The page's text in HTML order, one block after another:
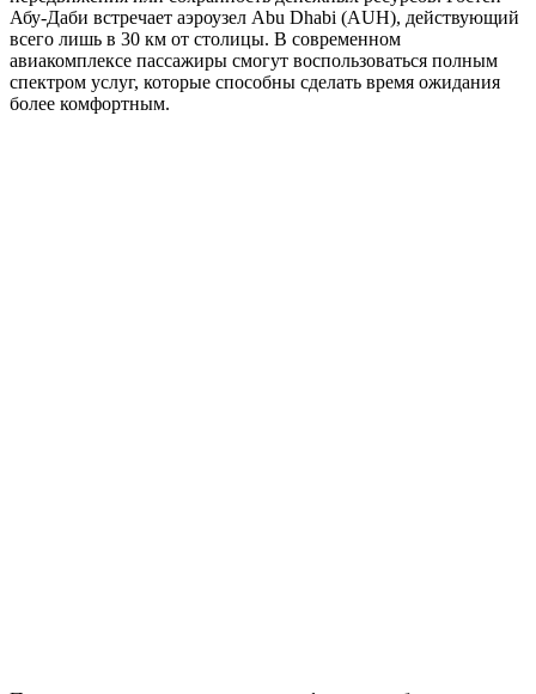
Абу-Даби встречает аэроузел Abu Dhabi (AUH), действующий
всего лишь в 30 км от столицы. В современном
авиакомплексе пассажиры смогут воспользоваться полным
спектром услуг, которые способны сделать время ожидания
более комфортным.